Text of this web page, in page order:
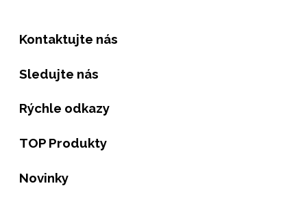
Kontaktujte nás
Sledujte nás
Rýchle odkazy
TOP Produkty
Novinky